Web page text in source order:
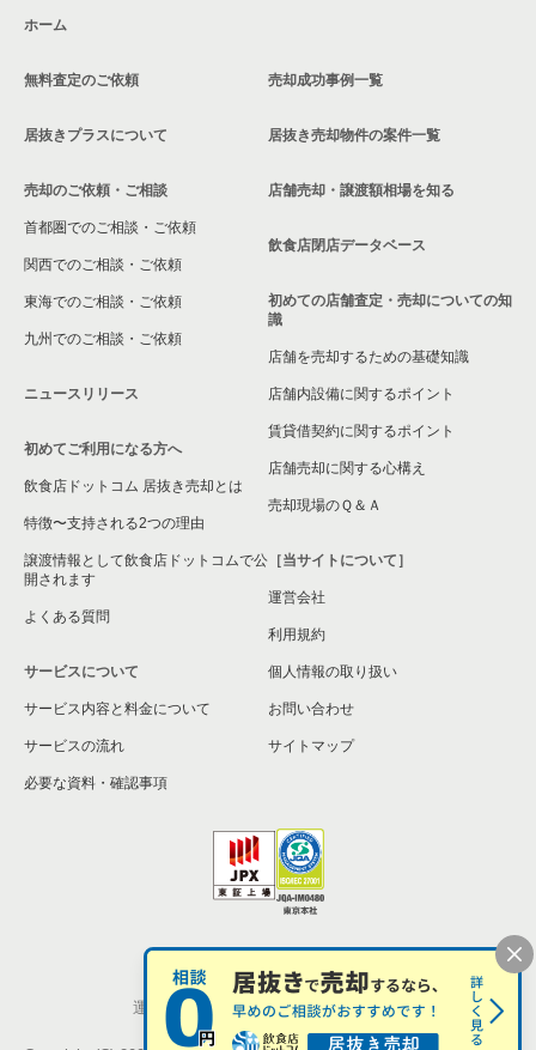
東京23区のお弁当・惣菜・デリの居抜き売却物件の案件一覧
東京23区のカラオケ・パブ・スナックの居抜き売却物件の案件
覧
東京23区の和食の居抜き売却物件の案件一覧
東京23区の洋食の居抜き売却物件の案件一覧
東京23区のその他の居抜き売却物件の案件一覧
江戸川区のお弁当・惣菜・デリの居抜き売却物件の案件一覧
江戸川区のカラオケ・パブ・スナックの居抜き売却物件の案件
覧
江戸川区の洋食の居抜き売却物件の案件一覧
江戸川区のその他の居抜き売却物件の案件一覧
一覧
江戸川区の現賃料20万円以下の飲食店の居抜き売却物件の案件
覧
東京23区の現賃料20万円以下のそば・うどんの居抜き売却物件
の案件一覧
ホーム
無料査定のご依頼
居抜きプラスについて
売却のご依頼・ご相談
首都圏でのご相談・ご依頼
関西でのご相談・ご依頼
東海でのご相談・ご依頼
九州でのご相談・ご依頼
ニュースリリース
初めてご利用になる方へ
飲食店ドットコム 居抜き売却とは
特徴〜支持される2つの理由
譲渡情報として飲食店ドットコムで公
開されます
よくある質問
サービスについて
サービス内容と料金について
サービスの流れ
必要な資料・確認事項
売却成功事例一覧
居抜き売却物件の案件一覧
店舗売却・譲渡額相場を知る
飲食店閉店データベース
初めての店舗査定・売却についての知
識
店舗を売却するための基礎知識
店舗内設備に関するポイント
賃貸借契約に関するポイント
店舗売却に関する心構え
売却現場のＱ＆Ａ
［当サイトについて］
運営会社
利用規約
個人情報の取り扱い
お問い合わせ
サイトマップ
個人情報の取扱い
運営会社 株式会社シンクロ・フード